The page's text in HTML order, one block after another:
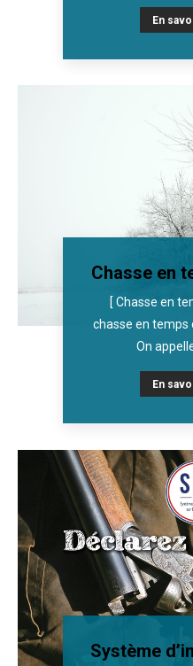
En
Chasse en
[ Chasse en
chasse en temps
On
En
Système